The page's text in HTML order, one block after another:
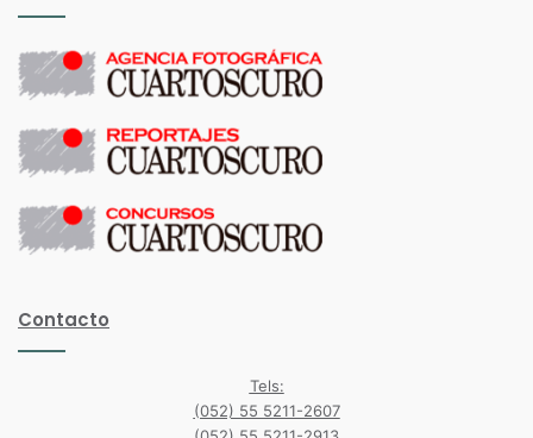
Contacto
Tels:
(052) 55 5211-2607